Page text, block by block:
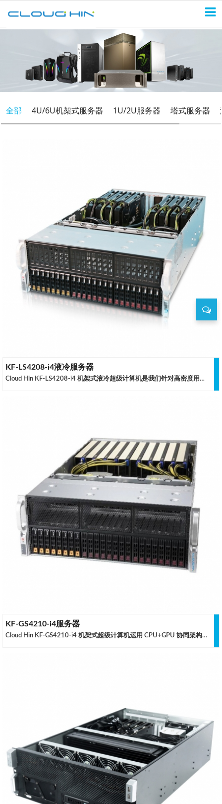
全部 4U/6U机架式服务器 1U/2U服务器 塔式服务器
KF-LS4208-i4液冷服务器
Cloud Hin KF-LS4208-i4 机架式液冷超级计算机是我们针对高密度用户和大中型集群用户全新定制的超级计算机，液冷式的 GPU 散热与风冷式的 CPU 散热同时工作，自主开发的液冷系统中大量采用了缩醛树脂等高可靠性材料，妥善的确保两者均可以稳定的全负荷运行而没有降频的情况出现，优化的散热方案可以支持目前较新的 GPU 稳定运行。
KF-GS4210-i4服务器
Cloud Hin KF-GS4210-i4 机架式超级计算机运用 CPU+GPU 协同架构，采用 3rd Gen Intel® Xeon® Scalable 处理器，并可以提供最大 8TB 的 DDR4内存容量支持，是云轩针对高密度用户和大中型集群用户全新定制的超级计算机，优化的散热方案可以支持目前高规格的 GPU 稳定运行。